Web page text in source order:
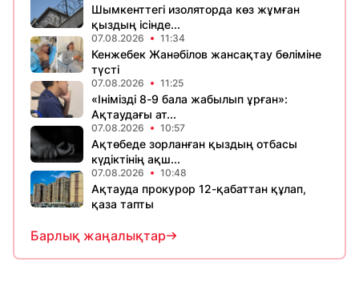
Шымкенттегі изоляторда көз жұмған
қыздың ісінде...
07.08.2026 11:34
Кенжебек Жанәбілов жансақтау бөліміне
түсті
07.08.2026 11:25
«Інімізді 8-9 бала жабылып ұрған»:
Ақтаудағы ат...
07.08.2026 10:57
Ақтөбеде зорланған қыздың отбасы
күдіктінің ақш...
07.08.2026 10:48
Ақтауда прокурор 12-қабаттан құлап,
қаза тапты
Барлық жаңалықтар